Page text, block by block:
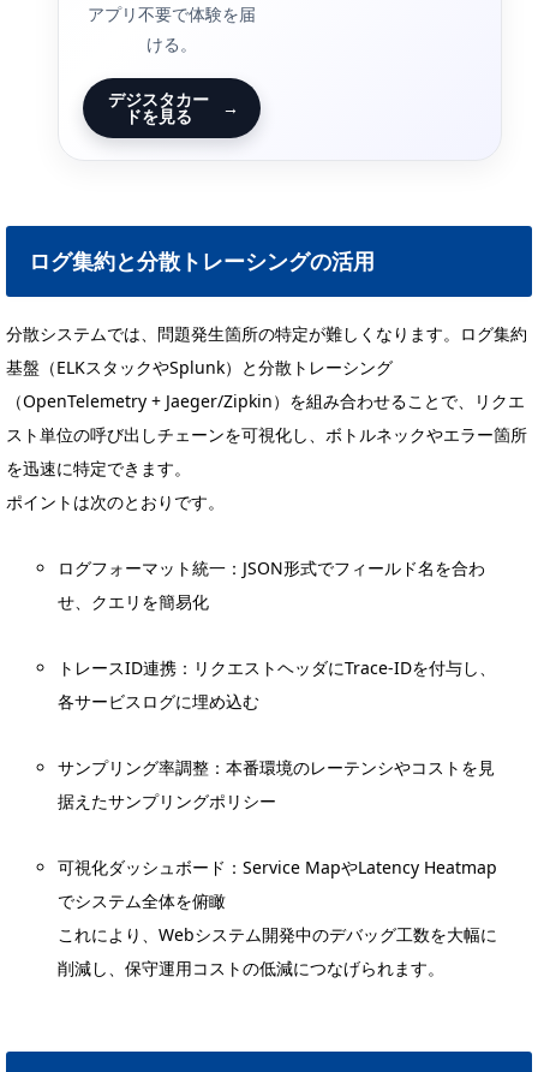
アプリ不要で体験を届
ける。
デジスタカー
ドを見る →
ログ集約と分散トレーシングの活用
分散システムでは、問題発生箇所の特定が難しくなります。ログ集約
基盤（ELKスタックやSplunk）と分散トレーシング
（OpenTelemetry + Jaeger/Zipkin）を組み合わせることで、リクエ
スト単位の呼び出しチェーンを可視化し、ボトルネックやエラー箇所
を迅速に特定できます。
ポイントは次のとおりです。
ログフォーマット統一：JSON形式でフィールド名を合わ
せ、クエリを簡易化
トレースID連携：リクエストヘッダにTrace-IDを付与し、
各サービスログに埋め込む
サンプリング率調整：本番環境のレーテンシやコストを見
据えたサンプリングポリシー
可視化ダッシュボード：Service MapやLatency Heatmap
でシステム全体を俯瞰
これにより、Webシステム開発中のデバッグ工数を大幅に
削減し、保守運用コストの低減につなげられます。